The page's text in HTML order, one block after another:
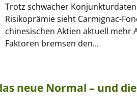
Trotz schwacher
Risikoprämie sieht Carmignac-
chinesischen Aktien aktuell mehr
Faktoren bremsen den...
neue Normal – und